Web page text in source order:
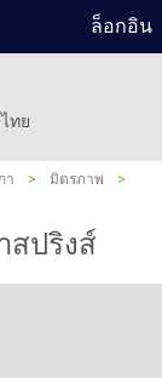
ล็อกอิน
ทย
า > มิตรภาพ
>
สปริงส์